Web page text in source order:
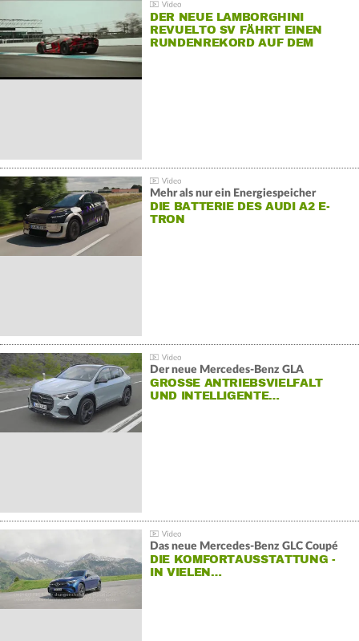
DER NEUE LAMBORGHINI
REVUELTO SV FÄHRT EINEN
RUNDENREKORD AUF DEM
Mehr als nur ein Energiespeicher
DIE BATTERIE DES AUDI A2 E-
TRON
Der neue Mercedes-Benz GLA
GROSSE ANTRIEBSVIELFALT U
ND INTELLIGENTE…
Das neue Mercedes-Benz GLC Coupé
DIE KOMFORTAUSSTATTUNG -
IN VIELEN…